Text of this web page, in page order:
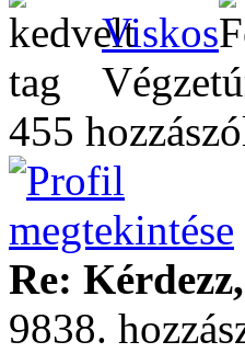
Viskos
455
Re:
9838.